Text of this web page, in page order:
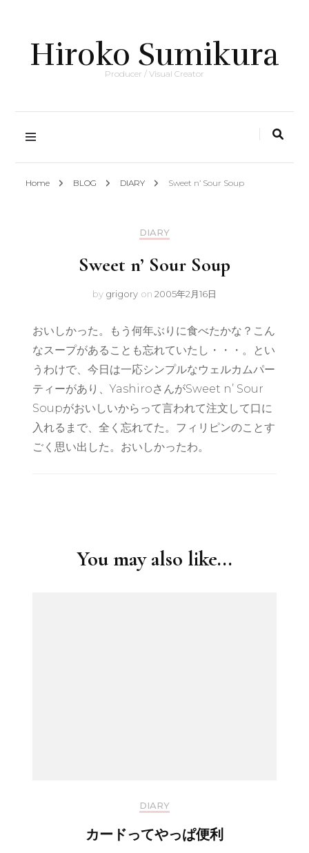
Hiroko Sumikura
Producer / Visual Creator
Home BLOG DIARY Sweet n’ Sour Soup
DIARY
Sweet n’ Sour Soup
by grigory on 2005年2月16日
おいしかった。もう何年ぶりに食べたかな？こん
なスープがあることも忘れていたし・・・。とい
うわけで、今日は一応シンプルなウェルカムパー
ティーがあり、YashiroさんがSweet n’ Sour
Soupがおいしいからって言われて注文して口に
入れるまで、全く忘れてた。フィリピンのことす
ごく思い出した。おいしかったわ。
You may also like...
DIARY
カードってやっぱ便利